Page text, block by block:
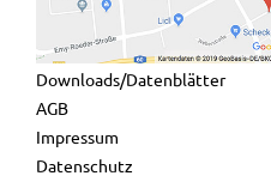
Downloads/Datenblätter
AGB
Impressum
Datenschutz